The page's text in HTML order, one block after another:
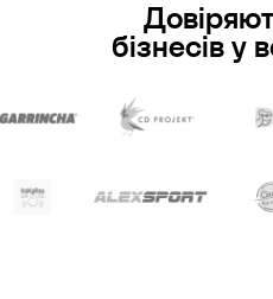
бізнесів у